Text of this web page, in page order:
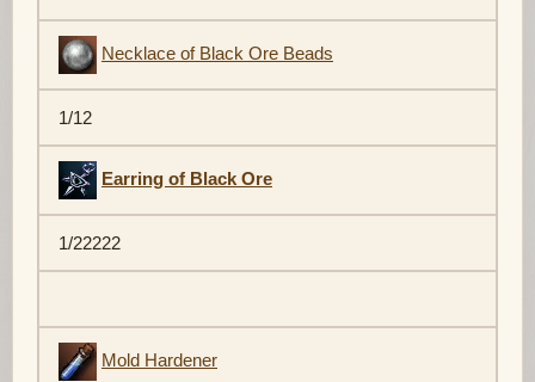
Necklace of Black Ore Beads
1/12
Earring of Black Ore
1/22222
Mold Hardener